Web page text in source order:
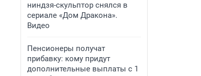
ниндзя-скульптор снялся в
сериале «Дом Дракона».
Видео
Пенсионеры получат
прибавку: кому придут
дополнительные выплаты с 1